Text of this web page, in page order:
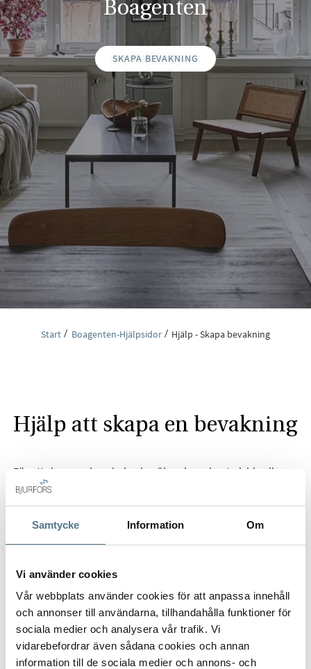
Samtycke Information Om
Vi använder cookies
Vår webbplats använder cookies för att anpassa innehåll
och annonser till användarna, tillhandahålla funktioner för
sociala medier och analysera vår trafik. Vi
vidarebefordrar även sådana cookies och annan
information till de sociala medier och annons- och
Boagenten
SKAPA BEVAKNING
Start Boagenten-Hjälpsidor Hjälp - Skapa bevakning
Hjälp att skapa en bevakning
För att skapa en bevakning besöker du en bostadsida eller
Till salu-sidan.
På alla våra bostadssidor kan du fylla i din uppgifter för att